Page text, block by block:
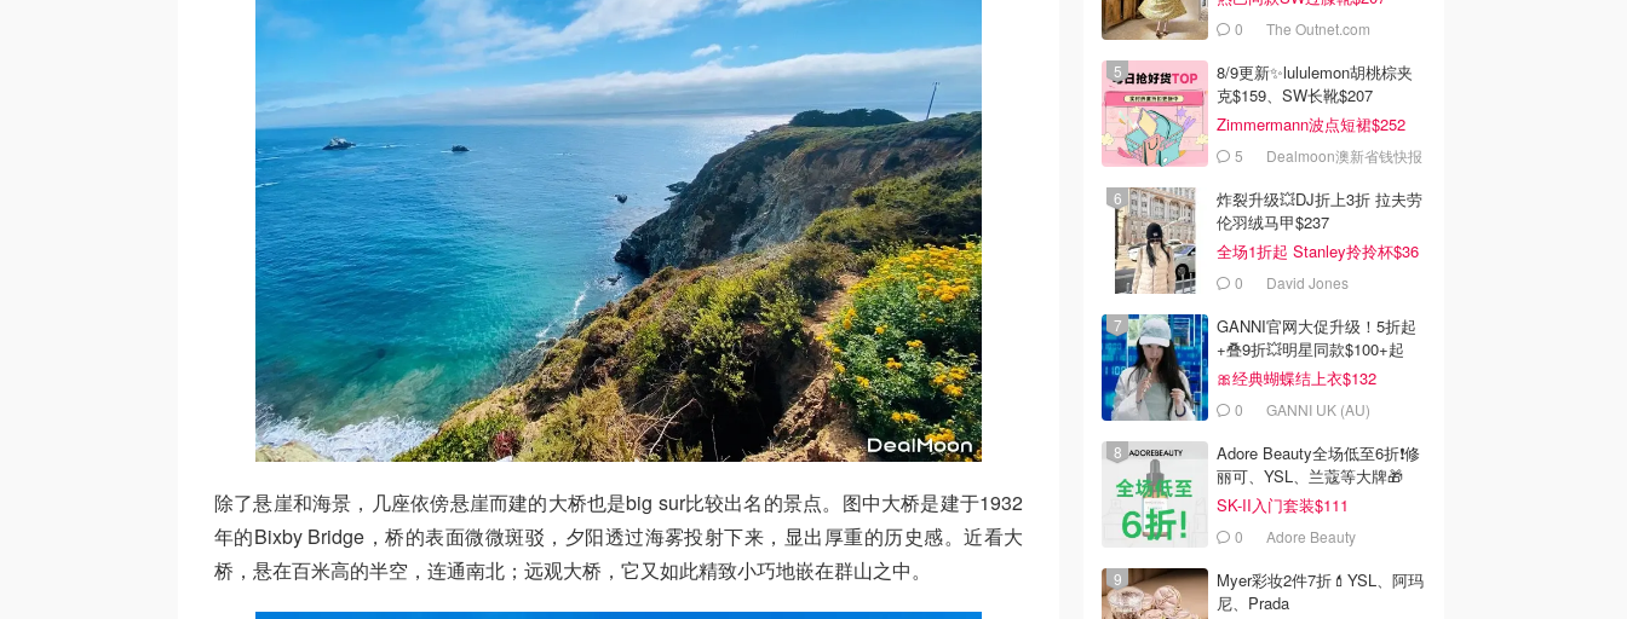
除了悬崖和海景，几座依傍悬崖而建的大桥也是big sur比较出名的景点。图中大桥是建于1932
年的Bixby Bridge，桥的表面微微斑驳，夕阳透过海雾投射下来，显出厚重的历史感。近看大
桥，悬在百米高的半空，连通南北；远观大桥，它又如此精致小巧地嵌在群山之中。
0 The Outnet.com
8/9更新✨lululemon胡桃棕夹
克$159、SW长靴$207
Zimmermann波点短裙$252
5 Dealmoon澳新省钱快报
炸裂升级💥DJ折上3折 拉夫劳
伦羽绒马甲$237
全场1折起 Stanley拎拎杯$36
0 David Jones
GANNI官网大促升级！5折起
+叠9折💥明星同款$100+起
🎀经典蝴蝶结上衣$132
0 GANNI UK (AU)
Adore Beauty全场低至6折❗修
丽可、YSL、兰蔻等大牌🎁
SK-II入门套装$111
0 Adore Beauty
Myer彩妆2件7折💄YSL、阿玛
尼、Prada